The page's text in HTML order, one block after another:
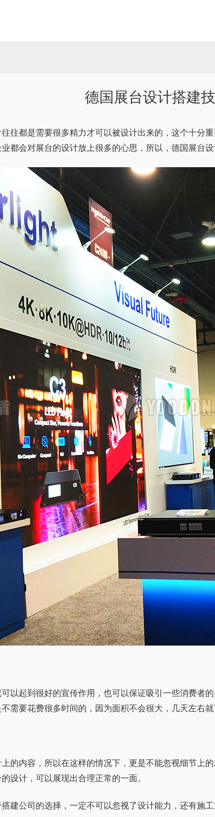
德国展台设计搭建
往都是需要很多精力才可以被设计出来的，这个十分
都会对展台的设计放上很多的心思，所以，德国展台
以起到很好的宣传作用，也可以保证吸引一些消费
需要花费很多时间的，因为面积不会很大，几天左右就
的内容，所以在这样的情况下，更是不能忽视细节
设计，可以展现出合理正常的一面。
建公司的选择，一定不可以忽视了设计能力，还有施